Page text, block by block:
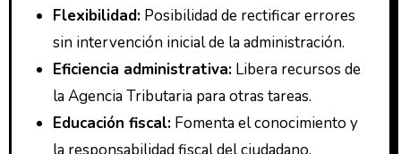
Flexibilidad:Posibilidad de rectificar errores
sin intervención inicial de la administración.
Eficiencia administrativa:Libera recursos de
la Agencia Tributaria para otras tareas.
Educación fiscal:Fomenta el conocimiento y
la responsabilidad fiscal del ciudadano.